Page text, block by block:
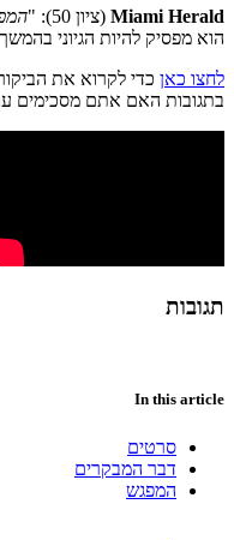
Miami Herald (ציון 50): "
הוא מפסיק להיות הגיוני
לחצו כאן כדי לקרוא את
בתגובות האם אתם מסכימים
תגובות
In this article
סרטים
דבר המבקרים
המפגש